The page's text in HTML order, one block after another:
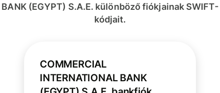
BANK (EGYPT) S.A.E. különböző fiókjainak SWIFT-
kódjait.
COMMERCIAL
INTERNATIONAL BANK